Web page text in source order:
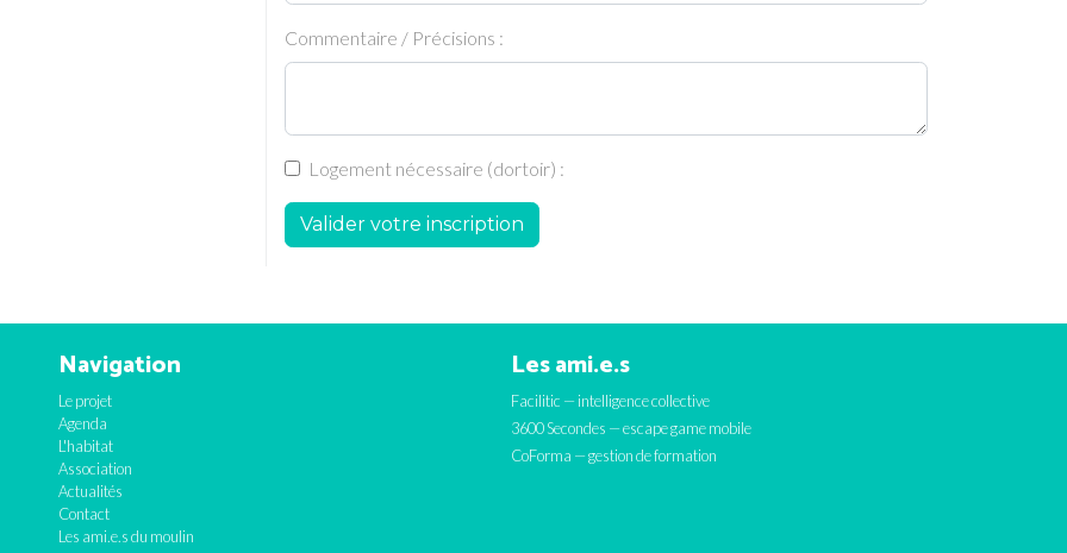
Commentaire / Précisions :
Logement nécessaire (dortoir) :
Valider votre inscription
Navigation
Le projet
Agenda
L'habitat
Association
Actualités
Contact
Les ami.e.s du moulin
Les ami.e.s
Facilitic — intelligence collective
3600 Secondes — escape game mobile
CoForma — gestion de formation